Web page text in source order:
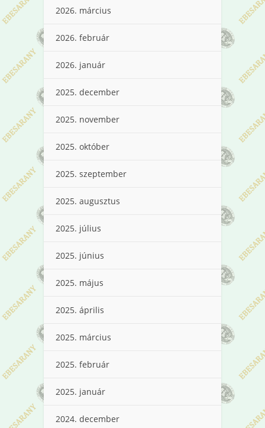
2026. március
2026. február
2026. január
2025. december
2025. november
2025. október
2025. szeptember
2025. augusztus
2025. július
2025. június
2025. május
2025. április
2025. március
2025. február
2025. január
2024. december